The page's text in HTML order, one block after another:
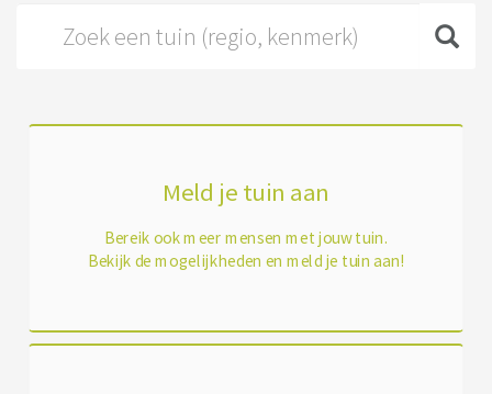
Meld je tuin aan
Bereik ook meer mensen met jouw tuin.
Bekijk de mogelijkheden en meld je tuin aan!